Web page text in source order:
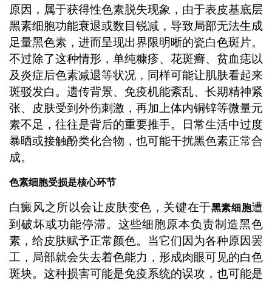
原因，属于获得性色素脱失现象，由于表皮基底层
黑素细胞功能衰退或数目锐减，导致局部无法生成
足量黑色素，进而呈现出界限明晰的瓷白色斑片。
不过除了这种情形，单纯糠疹、花斑癣、贫血痣以
及炎症后色素减退等状况，同样可能让肌肤看起来
斑驳发白。遗传背景、免疫机能紊乱、长期精神紧
张、皮肤受到外伤刺激，再加上体内铜锌等微量元
素不足，往往是背后的重要推手。日常生活中过度
暴晒或接触酚类化合物，也可能干扰黑色素正常合
成。
色素细胞受损是核心环节
白癜风之所以会让皮肤变色，关键在于黑素细胞遭
到破坏或功能停滞。这些细胞原本负责制造黑色
素，给皮肤赋予正常颜色。当它们因为各种原因罢
工，局部就会失去着色能力，形成肉眼可见的白色
斑块。这种损害可能是免疫系统的误攻，也可能是